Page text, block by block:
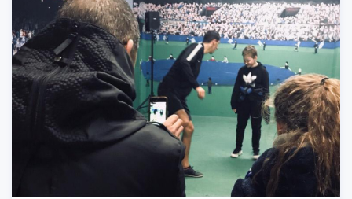
straatvoetballer in bij uw voetbalvereniging door te
mailen opinfo@freestylerjosh.nlof te bellen op 06-
22036598.